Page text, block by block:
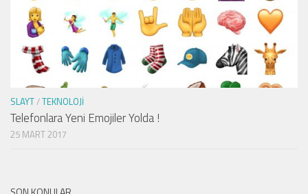
SLAYT/TEKNOLOJI
Telefonlara Yeni Emojiler Yolda !
25 MART 2017